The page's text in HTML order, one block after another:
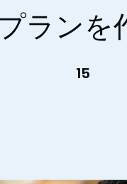
ランを
15
15 undefined